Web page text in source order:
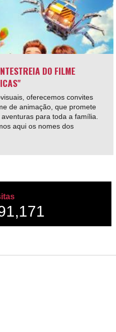
DO FILME
oferecemos convites
de animação, que promete
para toda a família.
aqui os nomes dos